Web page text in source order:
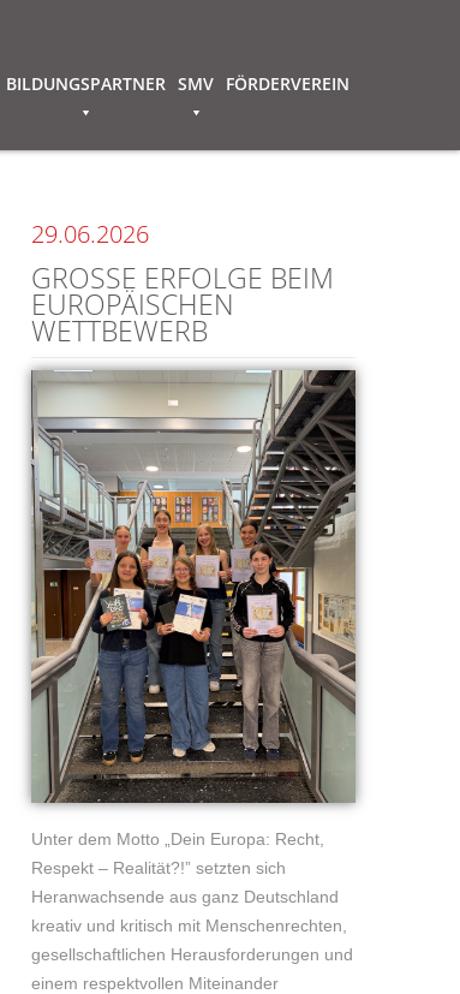
BILDUNGSPARTNER SMV FÖRDERVEREIN
29.06.2026
GROSSE ERFOLGE BEIM E
UROPÄISCHEN W
ETTBEWERB
Unter dem Motto „Dein Europa: Recht,
Respekt – Realität?!” setzten sich
Heranwachsende aus ganz Deutschland
kreativ und kritisch mit Menschenrechten,
gesellschaftlichen Herausforderungen und
einem respektvollen Miteinander